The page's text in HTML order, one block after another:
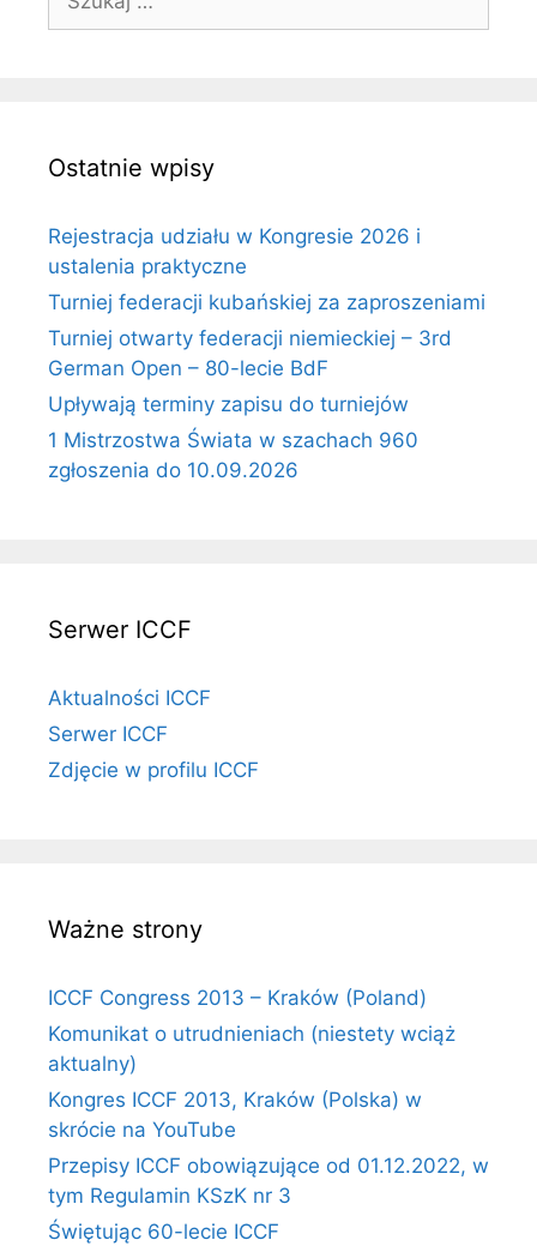
Ostatnie wpisy
Rejestracja udziału w Kongresie 2026 i
ustalenia praktyczne
Turniej federacji kubańskiej za zaproszeniami
Turniej otwarty federacji niemieckiej – 3rd
German Open – 80-lecie BdF
Upływają terminy zapisu do turniejów
1 Mistrzostwa Świata w szachach 960
zgłoszenia do 10.09.2026
Serwer ICCF
Aktualności ICCF
Serwer ICCF
Zdjęcie w profilu ICCF
Ważne strony
ICCF Congress 2013 – Kraków (Poland)
Komunikat o utrudnieniach (niestety wciąż
aktualny)
Kongres ICCF 2013, Kraków (Polska) w
skrócie na YouTube
Przepisy ICCF obowiązujące od 01.12.2022, w
tym Regulamin KSzK nr 3
Świętując 60-lecie ICCF